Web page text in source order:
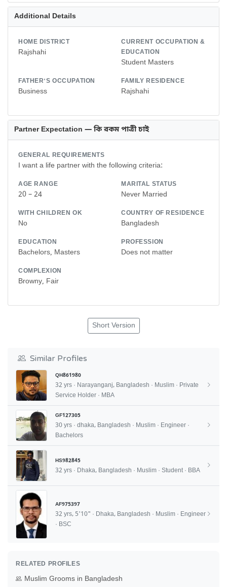
Additional Details
HOME DISTRICT
Rajshahi
CURRENT OCCUPATION &
EDUCATION
Student Masters
FATHER'S OCCUPATION
Business
FAMILY RESIDENCE
Rajshahi
Partner Expectation — কি রকম পাত্রী চাই
GENERAL REQUIREMENTS
I want a life partner with the following criteria:
AGE RANGE
20 – 24
MARITAL STATUS
Never Married
WITH CHILDREN OK
No
COUNTRY OF RESIDENCE
Bangladesh
EDUCATION
Bachelors, Masters
PROFESSION
Does not matter
COMPLEXION
Browny, Fair
Short Version
Similar Profiles
QH861980
32 yrs · Narayanganj, Bangladesh · Muslim · Private
Service Holder · MBA
GF127305
30 yrs · dhaka, Bangladesh · Muslim · Engineer ·
Bachelors
HS982845
32 yrs · Dhaka, Bangladesh · Muslim · Student · BBA
AF975397
32 yrs, 5'10" · Dhaka, Bangladesh · Muslim · Engineer
· BSC
RELATED PROFILES
Muslim Grooms in Bangladesh